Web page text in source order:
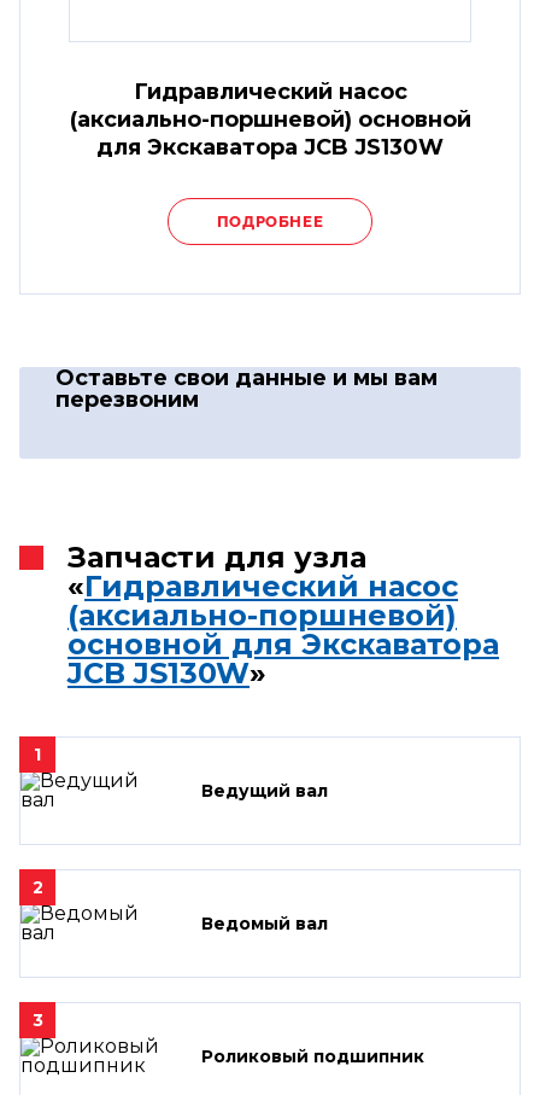
Гидравлический насос
(аксиально-поршневой) основной
для Экскаватора JCB JS130W
ПОДРОБНЕЕ
Оставьте свои данные и мы вам
перезвоним
Запчасти для узла
«Гидравлический насос
(аксиально-поршневой)
основной для Экскаватора
JCB JS130W»
1
Ведущий вал
2
Ведомый вал
3
Роликовый подшипник